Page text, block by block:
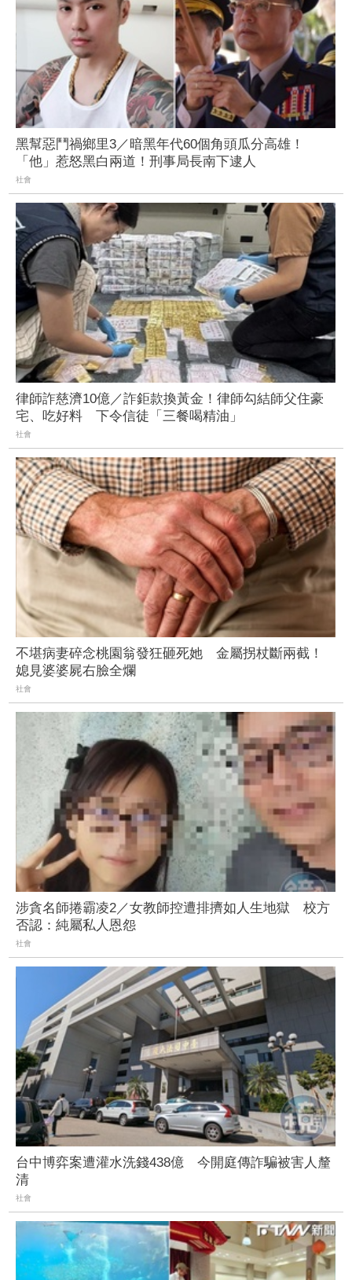
黑幫惡鬥禍鄉里3／暗黑年代60個角頭瓜分高雄！
「他」惹怒黑白兩道！刑事局長南下逮人
社會
律師詐慈濟10億／詐鉅款換黃金！律師勾結師父住豪
宅、吃好料 下令信徒「三餐喝精油」
社會
不堪病妻碎念桃園翁發狂砸死她 金屬拐杖斷兩截！
媳見婆婆屍右臉全爛
社會
涉貪名師捲霸凌2／女教師控遭排擠如人生地獄 校方
否認：純屬私人恩怨
社會
台中博弈案遭灌水洗錢438億 今開庭傳詐騙被害人釐
清
社會